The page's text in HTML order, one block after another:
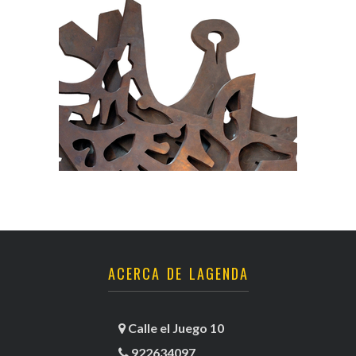
ACERCA DE LAGENDA
Calle el Juego 10
922634097